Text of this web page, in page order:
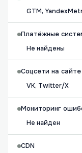
GTM,
Платёжные
Не найдены
Соцсети на сайте
VK, Twitter/X
Мониторинг
Не найден
CDN